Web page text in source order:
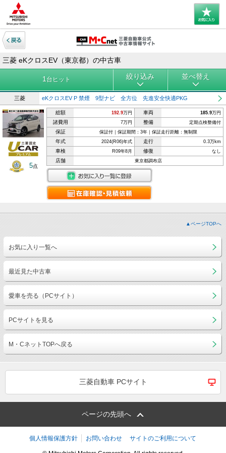
三菱 eKクロスEV（東京都）の中古車
1 台ヒット 絞り込み 並べ替え
三菱 eKクロスEV P 禁煙 9型ナビ 全方位 先進安全快適PKG
5点
総額 192.9万円 車両 185.9万円
諸費用 7万円 整備 定期点検整備付
保証 保証付｜保証期間：3年｜保証走行距離：無制限
年式 2024(R06)年式 走行 0.3万km
車検 R09年8月 修復 なし
店舗 東京都調布店
▲ページTOPへ
お気に入り一覧へ
最近見た中古車
愛車を売る（PCサイト）
PCサイトを見る
M・CネットTOPへ戻る
三菱自動車 PCサイト
ページの先頭へ
個人情報保護方針 お問い合わせ サイトのご利用について